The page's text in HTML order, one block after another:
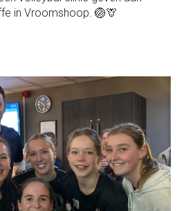
in Vroomshoop. 🏐‍🦒